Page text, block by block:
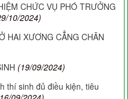
CHỨC VỤ PHÓ TRƯỞNG
10/2024)
HAI XƯƠNG CẲNG CHÂN
(19/09/2024)
thí sinh đủ điều kiện, tiêu